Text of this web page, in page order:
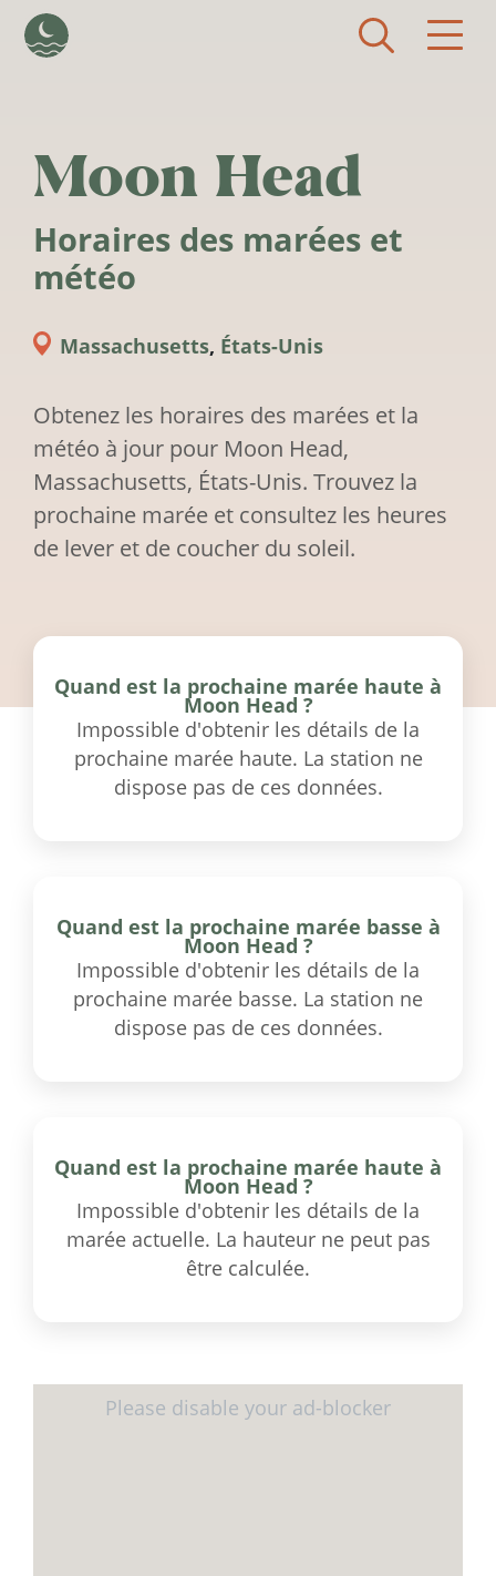
Moon Head
Horaires des marées et
météo
Massachusetts, États-Unis
Obtenez les horaires des marées et la
météo à jour pour Moon Head,
Massachusetts, États-Unis. Trouvez la
prochaine marée et consultez les heures
de lever et de coucher du soleil.
Quand est la prochaine marée haute à
Moon Head ?
Impossible d'obtenir les détails de la
prochaine marée haute. La station ne
dispose pas de ces données.
Quand est la prochaine marée basse à
Moon Head ?
Impossible d'obtenir les détails de la
prochaine marée basse. La station ne
dispose pas de ces données.
Quand est la prochaine marée haute à
Moon Head ?
Impossible d'obtenir les détails de la
marée actuelle. La hauteur ne peut pas
être calculée.